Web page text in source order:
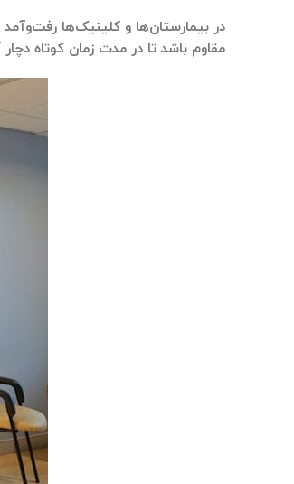
در بیمارستان‌ها و کلینیک‌ها رفت‌وآمد
مقاوم باشد تا در مدت زمان کوتاه